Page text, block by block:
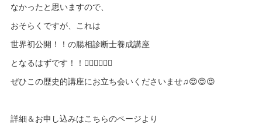
なかったと思いますので、
おそらくですが、これは
世界初公開！！の腸相診断士養成講座
となるはずです！！✌🏻✌🏻✌🏻
ぜひこの歴史的講座にお立ち会いくださいませ♫😍😍😍
詳細＆お申し込みはこちらのページより